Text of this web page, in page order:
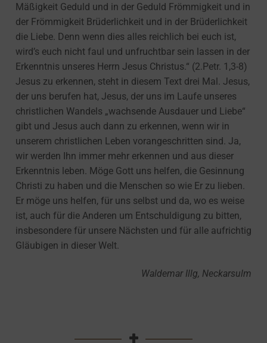
Mäßigkeit Geduld und in der Geduld Frömmigkeit und in
der Frömmigkeit Brüderlichkeit und in der Brüderlichkeit
die Liebe. Denn wenn dies alles reichlich bei euch ist,
wird’s euch nicht faul und unfruchtbar sein lassen in der
Erkenntnis unseres Herrn Jesus Christus.“ (2.Petr. 1,3-8)
Jesus zu erkennen, steht in diesem Text drei Mal. Jesus,
der uns berufen hat, Jesus, der uns im Laufe unseres
christlichen Wandels „wachsende Ausdauer und Liebe“
gibt und Jesus auch dann zu erkennen, wenn wir in
unserem christlichen Leben vorangeschritten sind. Ja,
wir werden Ihn immer mehr erkennen und aus dieser
Erkenntnis leben. Möge Gott uns helfen, die Gesinnung
Christi zu haben und die Menschen so wie Er zu lieben.
Er möge uns helfen, für uns selbst und da, wo es weise
ist, auch für die Anderen um Entschuldigung zu bitten,
insbesondere für unsere Nächsten und für alle aufrichtig
Gläubigen in dieser Welt.
Waldemar Illg, Neckarsulm